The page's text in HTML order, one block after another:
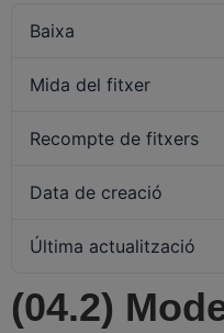
Baixa
Mida del fitxer
Recompte de fitxers
Data de creació
Última actualització
(04.2)